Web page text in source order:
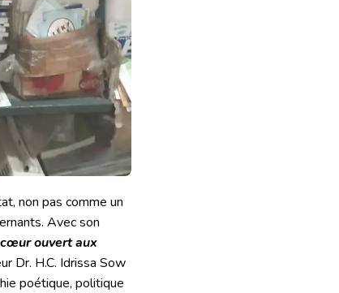
non pas comme un
Avec son
cœur ouvert aux
Dr. H.C. Idrissa Sow
poétique, politique